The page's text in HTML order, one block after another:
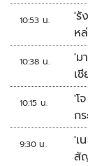
10:53 น.
'รั
ห
10:38 น.
'ม
เ
10:15 น.
'โ
ก
เ
9:30 น.
'เ
สั